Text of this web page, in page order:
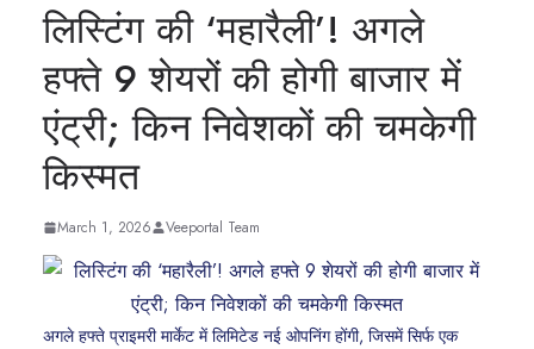
लिस्टिंग की ‘महारैली’! अगले
हफ्ते 9 शेयरों की होगी बाजार में
एंट्री; किन निवेशकों की चमकेगी
किस्मत
March 1, 2026 Veeportal Team
अगले हफ्ते प्राइमरी मार्केट में लिमिटेड नई ओपनिंग होंगी, जिसमें सिर्फ एक